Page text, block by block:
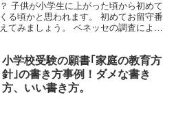
子供が小学生に上がった頃から初めて
る頃かと思われます。 初めてお留守番
てみましょう。 ベネッセの調査による
小学校受験の願書｢家庭の教育方
針｣の書き方事例！ダメな書き
方、いい書き方。